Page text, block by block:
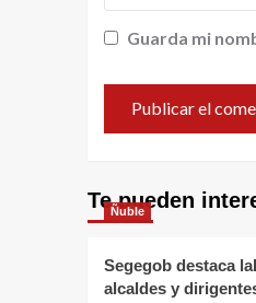
Guarda mi
Te pueden
Ñuble
Segegob destaca
alcaldes y